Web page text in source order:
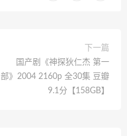
下一篇
国产剧《神探狄仁杰 第一
部》2004 2160p 全30集 豆瓣
9.1分【158GB】